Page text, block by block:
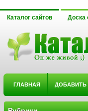
Каталог сайтов Доска
ГЛАВНАЯ ДОБАВИТЬ